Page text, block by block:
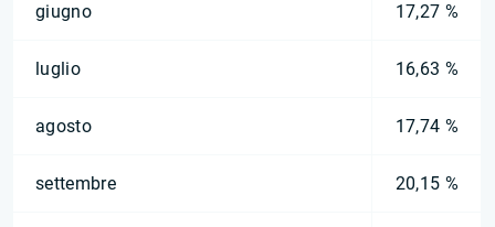
giugno 17,27 %
luglio 16,63 %
agosto 17,74 %
settembre 20,15 %